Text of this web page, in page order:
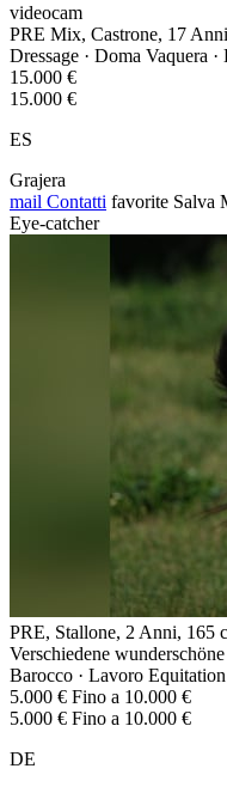
videocam
PRE Mix, Castrone, 17
Dressage · Doma Vaquera
15.000 €
15.000 €
ES
Grajera
mail Contatti favorite Salva
Eye-catcher
PRE, Stallone, 2 Anni, 165
Verschiedene
Barocco · Lavoro Equitation
5.000 € Fino a 10.000 €
5.000 € Fino a 10.000 €
DE